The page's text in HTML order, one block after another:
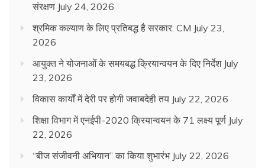
संरक्षण July 24, 2026
श्रमिक कल्याण के लिए प्रतिबद्ध है सरकार: CM July 23,
2026
आयुक्त ने योजनाओं के समयबद्ध क्रियान्वयन के दिए निर्देश July
23, 2026
विकास कार्यों में देरी पर होगी जवाबदेही तय July 22, 2026
शिक्षा विभाग में एनईपी-2020 क्रियान्वयन के 71 लक्ष्य पूर्ण July
22, 2026
“बीज संजीवनी अभियान” का किया शुभारंभ July 22, 2026